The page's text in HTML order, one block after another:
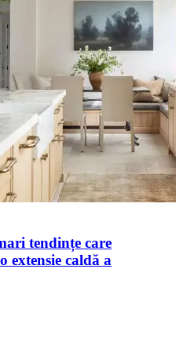
tendințe care
extensie caldă a